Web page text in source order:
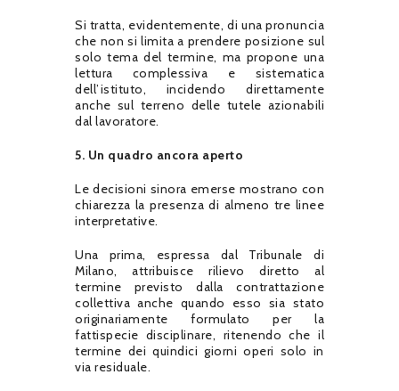
Si tratta, evidentemente, di una pronuncia
che non si limita a prendere posizione sul
solo tema del termine, ma propone una
lettura complessiva e sistematica
dell’istituto, incidendo direttamente
anche sul terreno delle tutele azionabili
dal lavoratore.
5. Un quadro ancora aperto
Le decisioni sinora emerse mostrano con
chiarezza la presenza di almeno tre linee
interpretative.
Una prima, espressa dal Tribunale di
Milano, attribuisce rilievo diretto al
termine previsto dalla contrattazione
collettiva anche quando esso sia stato
originariamente formulato per la
fattispecie disciplinare, ritenendo che il
termine dei quindici giorni operi solo in
via residuale.